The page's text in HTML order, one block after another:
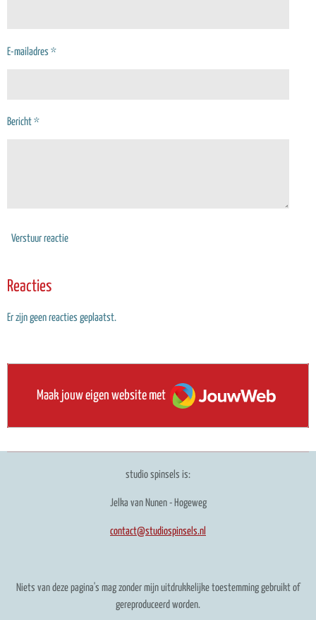
E-mailadres *
Bericht *
Verstuur reactie
Reacties
Er zijn geen reacties geplaatst.
Maak jouw eigen website met
JouwWeb
studio spinsels is:
Jelka van Nunen - Hogeweg
contact@studiospinsels.nl
Niets van deze pagina's mag zonder mijn uitdrukkelijke toestemming gebruikt of
gereproduceerd worden.